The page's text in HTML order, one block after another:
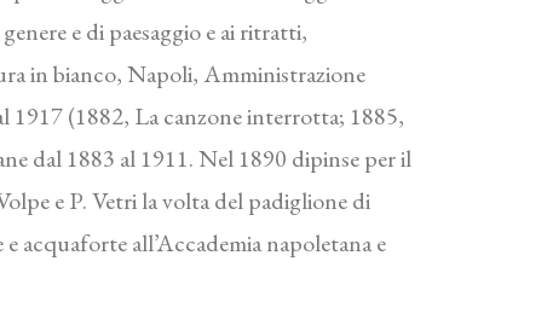
e di paesaggio e ai ritratti,
in bianco, Napoli, Amministrazione
1917 (1882, La canzone interrotta; 1885,
dal 1883 al 1911. Nel 1890 dipinse per il
e P. Vetri la volta del padiglione di
acquaforte all’Accademia napoletana e